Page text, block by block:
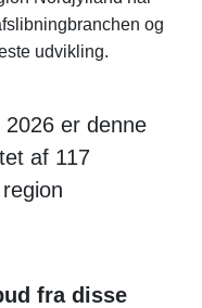
og
udvikling.
er denne
af 117
fra disse